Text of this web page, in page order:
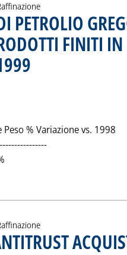
PETROLIO
FINITI
% Variazione vs. 1998